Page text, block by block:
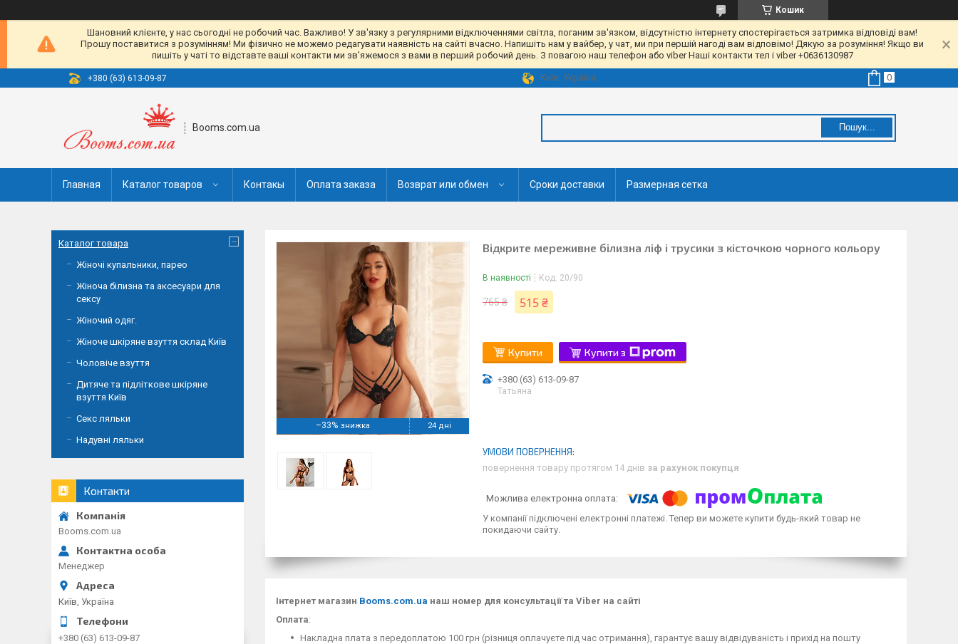
Кошик
Шановний клієнте, у нас сьогодні не робочий час. Важливо! У зв'язку з регулярними відключеннями світла, поганим зв'язком, відсутністю інтернету спостерігається затримка відповіді вам!
Прошу поставитися з розумінням! Ми фізично не можемо редагувати наявність на сайті вчасно. Напишіть нам у вайбер, у чат, ми при першій нагоді вам відповімо! Дякую за розуміння! Якщо ви
пишіть у чаті то відставте ваші контакти ми зв'яжемося з вами в перший робочий день. З повагою наш телефон або viber Наші контакти тел і viber +0636130987
+380 (63) 613-09-87 Київ, Україна
Booms.com.ua Пошук...
Главная Каталог товаров Контакы Оплата заказа Возврат или обмен Сроки доставки Размерная сетка
–33% 24 дні
Відкрите мереживне білизна ліф і трусики з кісточкою чорного кольору
В наявності Код: 20/90
765 ₴ 515 ₴
Купити Купити з
+380 (63) 613-09-87
Татьяна
повернення товару протягом 14 днів за рахунок покупця
У компанії підключені електронні платежі. Тепер ви можете купити будь-який товар не
покидаючи сайту.
Інтернет магазин Booms.com.ua наш номер для консультації та Viber на сайті
Оплата:
Накладна плата з передоплатою 100 грн (різниця оплачуєте під час отримання), гарантує вашу відвідуваність і прихід на пошту
Каталог товара
Жіночі купальники, парео
Жіноча білизна та аксесуари для
сексу
Жіночий одяг.
Жіноче шкіряне взуття склад Київ
Чоловіче взуття
Дитяче та підліткове шкіряне
взуття Київ
Секс ляльки
Надувні ляльки
Контакти
Booms.com.ua
Менеджер
Київ, Україна
+380 (63) 613-09-87